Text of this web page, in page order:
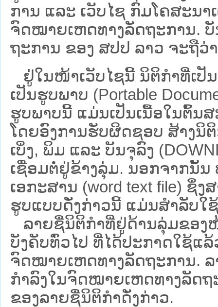
ການ ແລະ ເວັບໄຊ​ ກົມໂຄສະນ
ຈົດໝາຍເຫດທາງລັດຖະການ.
ຖະ​ການ ຂອງ ສປ​ປ ລາວ ​ຈະຖື​
ຢູ່ໃນໜ້າ​ເວັບ​ໄຊ​ນີ້ ນິຕິກຳທີ່ເປັ
ເປັນຮູບພາບ (Portable
ຮູບພາບນີ້ ແມ່ນເປັນເນື້ອໃນຕົ້ນ
ໂດຍອົງການຮັບຜິດຊອບ ສ້າງນິ
ເບິ່ງ, ພິມ ແລະ ບັນຈຸລົງ
ເຊື່ອມຕໍ່ຢູ່ຂ້າງລຸ່ມ. ນອກຈາກນັ້ນ
ເອກະສານ (word text file) ຊຶ່
ຮູບແບບດັ່ງກ່າວນີ້ ແມ່ນສຳລັບໃ
ລາຍຊື່ນິຕິກຳທີ່ຢູ່ດ້ານລຸ່ມຂອງ
ບັງຄັບທົ່ວໄປ ທີ່ໄດ້ປະກາດໃຊ້ແ
ຈົດໝາຍເຫດທາງລັດຖະການ.
ກຳລົງໃນຈົດໝາຍເຫດທາງລັດ
ຂອງລາຍຊື່ນິຕິກໍາດັ່ງກ່າວ.